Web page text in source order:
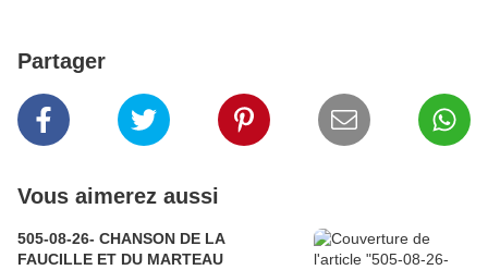
Partager
Vous aimerez aussi
505-08-26- CHANSON DE LA
FAUCILLE ET DU MARTEAU